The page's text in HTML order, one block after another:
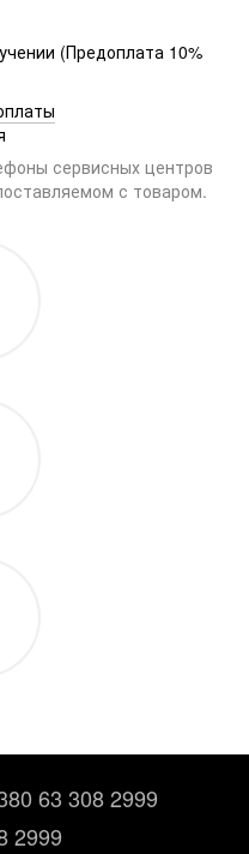
(Предоплата 10%
сервисных центров
с товаром.
63 308 2999
2999